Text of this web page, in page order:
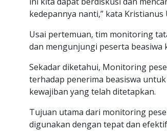
kedepannya nanti,” kata Kristianus
Usai pertemuan, tim monitoring
dan mengunjungi peserta beasiwa
Sekadar diketahui, Monitoring
terhadap penerima beasiswa
kewajiban yang telah ditetapkan.
Tujuan utama dari monitoring
digunakan dengan tepat dan